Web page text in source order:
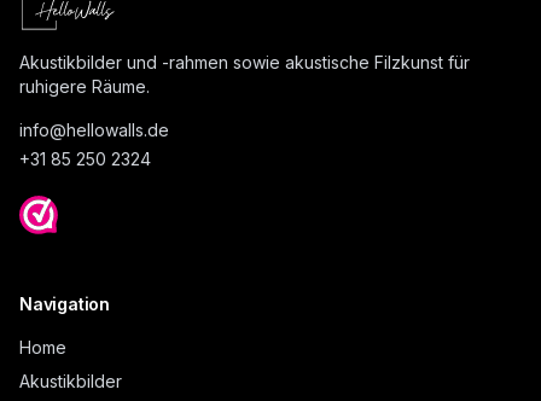
Akustikbilder und -rahmen sowie akustische Filzkunst für
ruhigere Räume.
info@hellowalls.de
+31 85 250 2324
Navigation
Home
Akustikbilder